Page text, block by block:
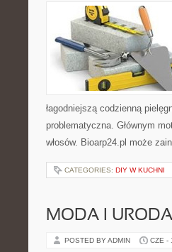
łagodniejszą codzienną
problematyczna. Głównym
włosów. Bioarp24.pl może
CATEGORIES: DIY W KUCHNI
MODA I URODA
POSTED BY ADMIN CZE -